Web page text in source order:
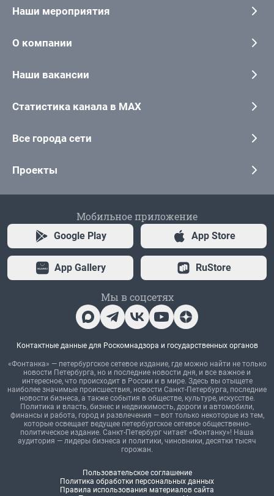
Наши мероприятия
О компании
Наши вакансии
Статистика канала в MAX
Все города сети
Проекты
Мобильное приложение
Google Play App Store
App Gallery RuStore
Мы в соцсетях
Контактные данные для Роскомнадзора и государственных органов
«Фонтанка» — петербургское сетевое издание, где можно найти не только
новости Петербурга, но и последние новости дня, и все важное и
интересное, что происходит в России и в мире. Здесь вы отыщете
наиболее значимые происшествия, новости Санкт-Петербурга, последние
новости бизнеса, а также события в обществе, культуре, искусстве.
Политика и власть, бизнес и недвижимость, дороги и автомобили,
финансы и работа, город и развлечения — вот только некоторые из тем,
которые освещает ведущее петербургское сетевое общественно-
политическое издание. Санкт-Петербург читает «Фонтанку»! Наша
аудитория — лидеры бизнеса и политики, чиновники, десятки тысяч
горожан.
Пользовательское соглашение
Политика обработки персональных данных
Правила использования материалов сайта